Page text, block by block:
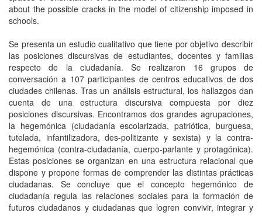
about the possible cracks in the model of citizenship imposed in
schools.
Se presenta un estudio cualitativo que tiene por objetivo describir
las posiciones discursivas de estudiantes, docentes y familias
respecto de la ciudadanía. Se realizaron 16 grupos de
conversación a 107 participantes de centros educativos de dos
ciudades chilenas. Tras un análisis estructural, los hallazgos dan
cuenta de una estructura discursiva compuesta por diez
posiciones discursivas. Encontramos dos grandes agrupaciones,
la hegemónica (ciudadanía escolarizada, patriótica, burguesa,
tutelada, infantilizadora, des-politizante y sexista) y la contra-
hegemónica (contra-ciudadanía, cuerpo-parlante y protagónica).
Estas posiciones se organizan en una estructura relacional que
dispone y propone formas de comprender las distintas prácticas
ciudadanas. Se concluye que el concepto hegemónico de
ciudadanía regula las relaciones sociales para la formación de
futuros ciudadanos y ciudadanas que logren convivir, integrar y